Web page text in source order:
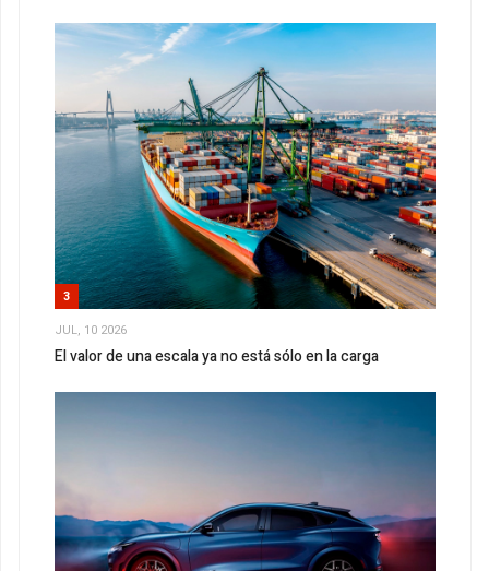
3
JUL, 10 2026
El valor de una escala ya no está sólo en la carga